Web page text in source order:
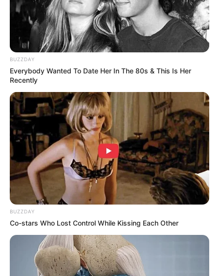
See The Incredible Physical Transformations Of
These Stars
BRAINBERRIES
10 Foods That Instantly Reduce Bloat
BRAINBERRIES
BUZZDAY
Everybody Wanted To Date Her In The 80s & This Is Her
Recently
BUZZDAY
Co-stars Who Lost Control While Kissing Each Other